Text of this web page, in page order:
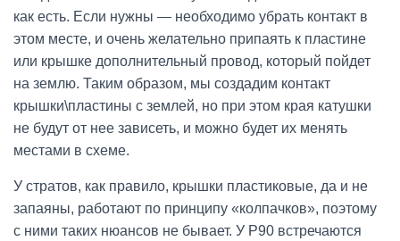
как есть. Если нужны — необходимо убрать контакт в
этом месте, и очень желательно припаять к пластине
или крышке дополнительный провод, который пойдет
на землю. Таким образом, мы создадим контакт
крышки\пластины с землей, но при этом края катушки
не будут от нее зависеть, и можно будет их менять
местами в схеме.
У стратов, как правило, крышки пластиковые, да и не
запаяны, работают по принципу «колпачков», поэтому
с ними таких нюансов не бывает. У P90 встречаются